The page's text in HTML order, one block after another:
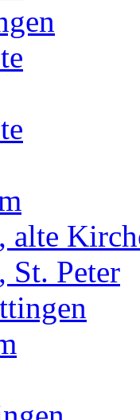
alte
St. Peter